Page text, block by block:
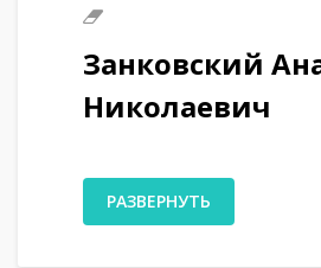
Занковский
Николаевич
РАЗВЕРНУТЬ